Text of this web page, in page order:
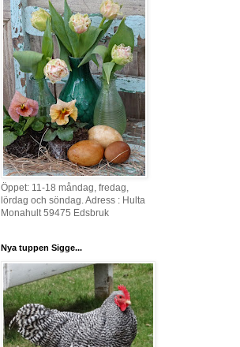
Öppet: 11-18 måndag, fredag,
lördag och söndag. Adress : Hulta
Monahult 59475 Edsbruk
Nya tuppen Sigge...